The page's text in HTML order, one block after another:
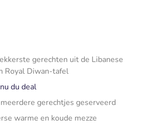
gerechten uit de Libanese
Royal Diwan-tafel
du deal
gerechtjes geserveerd
warme en koude mezze